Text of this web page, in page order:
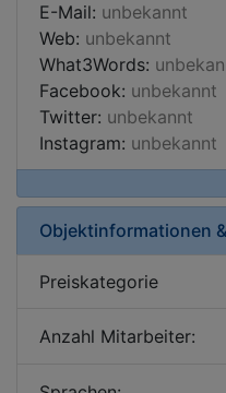
E-Mail: unbekannt
Web: unbekannt
What3Words:
Facebook: unbekannt
Twitter: unbekannt
Instagram: unbekannt
Objektinformationen
Preiskategorie
Anzahl Mitarbeiter: